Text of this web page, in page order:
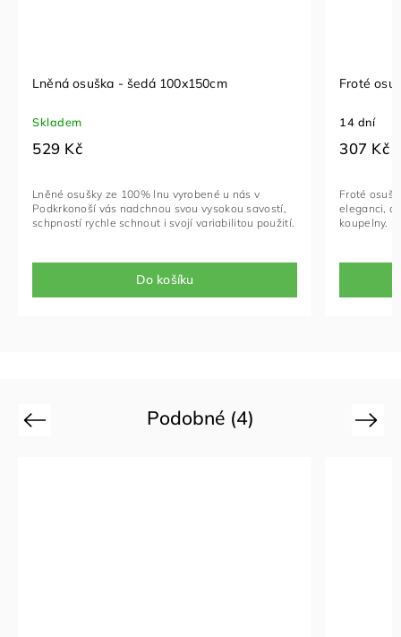
Lněná osuška - šedá 100x150cm
Skladem
529 Kč
Do košíku
Lněné osušky ze 100% lnu vyrobené u nás v
Podkrkonoší vás nadchnou svou vysokou savostí,
schpností rychle schnout i svojí variabilitou použití.
Froté
14 dní
307 Kč
Froté
eleganci,
koupelny.
Podobné (4)
Previous Next